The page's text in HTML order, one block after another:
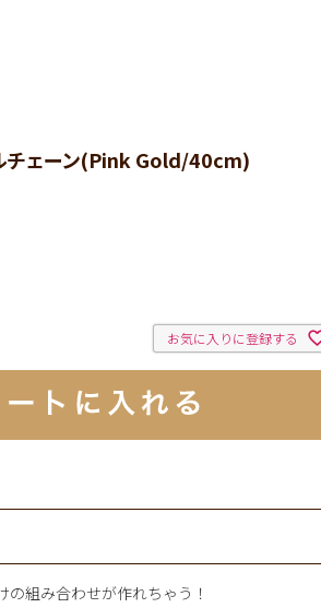
チェーン(Pink Gold/40cm)
お気に入りに登録する
組み合わせが作れちゃう！